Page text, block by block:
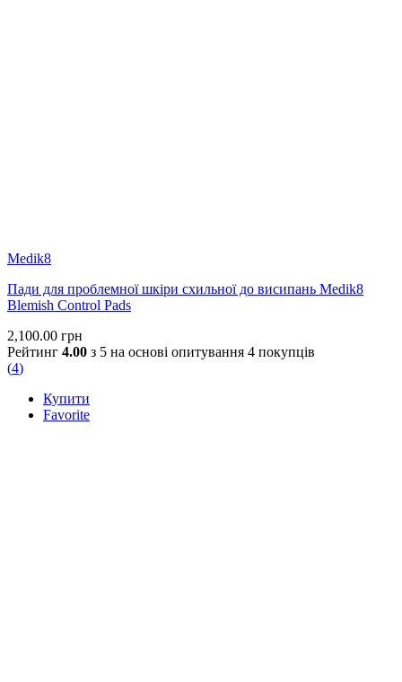
Medik8
Пади для проблемної шкіри схильної до висипань Medik8
Blemish Control Pads
2,100.00 грн
Рейтинг 4.00 з 5 на основі опитування 4 покупців
(4)
Купити
Favorite